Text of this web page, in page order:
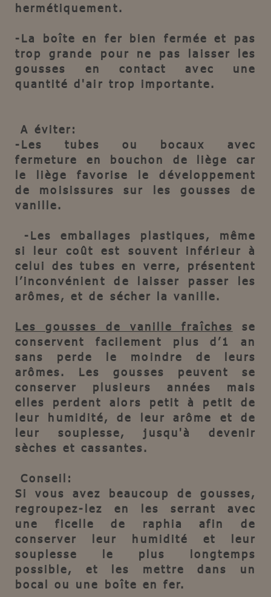
hermétiquement.
-La boîte en fer bien fermée et pas
trop grande pour ne pas laisser les
gousses en contact avec une
quantité d'air trop importante.
A éviter:
-Les tubes ou bocaux avec
fermeture en bouchon de liège
car
le liège favorise le développement
de moisissures sur les gousses de
vanille.
-Les emballages plastiques, même
si leur coût est souvent inférieur à
celui des tubes en verre, présentent
l’inconvénient de laisser passer les
arômes, et de sécher la vanille.
Les gousses de vanille fraîches se
conservent facilement plus d’1 an
sans perde le moindre de leurs
arômes. Les gousses peuvent se
conserver plusieurs années mais
elles perdent alors petit à petit de
leur humidité, de leur arôme et de
leur souplesse, jusqu'à devenir
sèches et cassantes.
Conseil:
Si vous avez beaucoup de gousses,
regroupez-lez en les serrant avec
une ficelle de raphia afin de
conserver leur humidité et leur
souplesse le plus longtemps
possible, et les mettre dans un
bocal ou une boîte en fer.